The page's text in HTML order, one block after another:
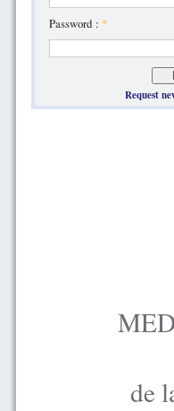
Password : *
Request
de